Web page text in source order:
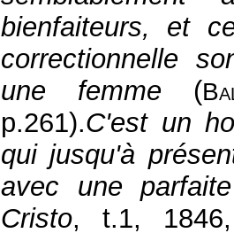
bienfaiteurs, et
correctionnelle
une femme (
p.261).C'est un
qui jusqu'à
avec une
Cristo, t.1, 1846